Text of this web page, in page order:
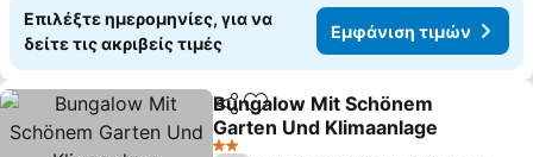
Επιλέξτε ημερομηνίες, για να
δείτε τις ακριβείς τιμές
Εμφάνιση τιμών
Κοινοποίηση
Προσθήκη στα αγαπημένα
Bungalow Mit Schönem
Garten Und Klimaanlage
2 Αστέρια